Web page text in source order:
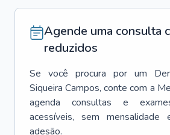
Agende uma consulta
reduzidos
Se você procura por um
Siqueira Campos, conte com a
agenda consultas e
acessíveis, sem
adesão.